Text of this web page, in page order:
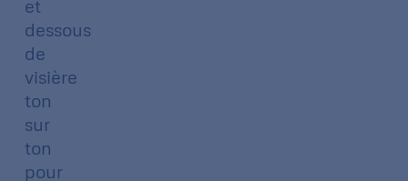
et
dessous
de
visière
ton
sur
ton
pour